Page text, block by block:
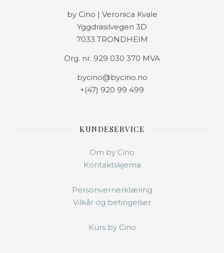
by Cino | Veronica Kvale
Yggdrasilvegen 3D
7033 TRONDHEIM
Org. nr. 929 030 370 MVA
bycino@bycino.no
+(47) 920 99 499
KUNDESERVICE
Om by Cino
Kontaktskjema
Personvernerklæring
Vilkår og betingelser
Kurs by Cino